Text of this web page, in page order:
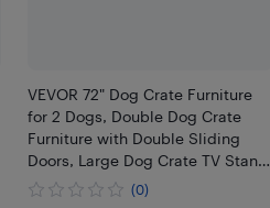
VEVOR 72" Dog Crate Furniture
for 2 Dogs, Double Dog Crate
Furniture with Double Sliding
Doors, Large Dog Crate TV Stand
with Removable Tray, Steel
(0)